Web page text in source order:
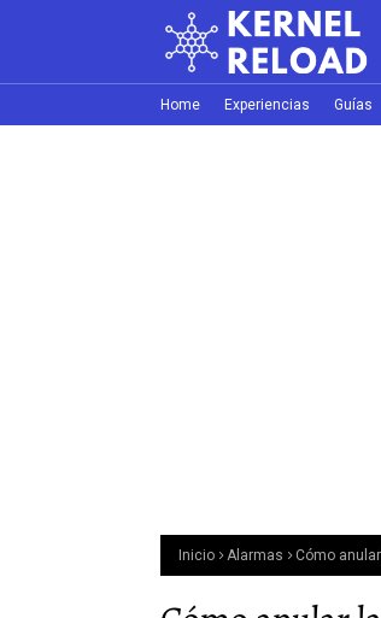
Home Experiencias Guías
Inicio Alarmas Cómo